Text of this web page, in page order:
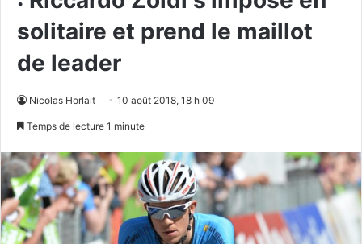
solitaire et prend le maillot
de leader
Nicolas Horlait 10 août 2018, 18 h 09
Temps de lecture 1 minute